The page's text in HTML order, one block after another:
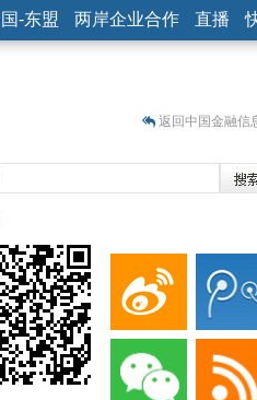
-东盟 两岸企业合作 直播
返回中国金融信